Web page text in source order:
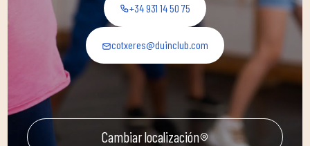
+34 931 14 50 75
cotxeres@duinclub.com
Cambiar localización